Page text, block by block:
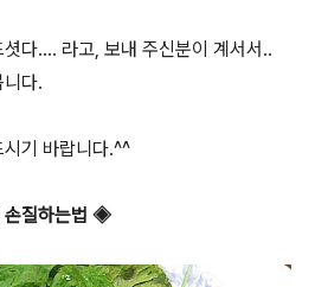
다.... 라고, 보내 주신분이 계서서..
다.
기 바랍니다.^^
손질하는법 ◈